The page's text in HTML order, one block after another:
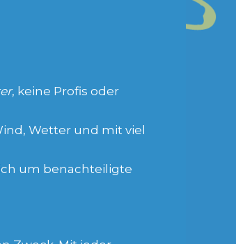
, keine Profis oder
Wetter und mit viel
um benachteiligte